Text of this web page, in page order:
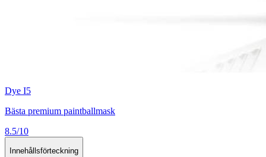
Dye I5
Bästa premium paintballmask
8.5/10
Innehållsförteckning